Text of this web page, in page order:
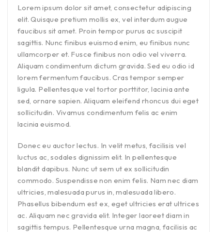
Lorem ipsum dolor sit amet, consectetur adipiscing
elit. Quisque pretium mollis ex, vel interdum augue
faucibus sit amet. Proin tempor purus ac suscipit
sagittis. Nunc finibus euismod enim, eu finibus nunc
ullamcorper et. Fusce finibus non odio vel viverra.
Aliquam condimentum dictum gravida. Sed eu odio id
lorem fermentum faucibus. Cras tempor semper
ligula. Pellentesque vel tortor porttitor, lacinia ante
sed, ornare sapien. Aliquam eleifend rhoncus dui eget
sollicitudin. Vivamus condimentum felis ac enim
lacinia euismod.
Donec eu auctor lectus. In velit metus, facilisis vel
luctus ac, sodales dignissim elit. In pellentesque
blandit dapibus. Nunc ut sem ut ex sollicitudin
commodo. Suspendisse non enim felis. Nam nec diam
ultricies, malesuada purus in, malesuada libero.
Phasellus bibendum est ex, eget ultricies erat ultrices
ac. Aliquam nec gravida elit. Integer laoreet diam in
sagittis tempus. Pellentesque urna magna, facilisis ac